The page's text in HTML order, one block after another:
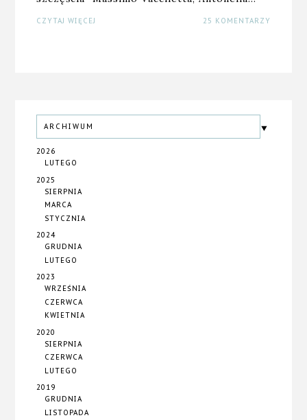
CZYTAJ WIĘCEJ 25 KOMENTARZY
ARCHIWUM
2026
LUTEGO
2025
SIERPNIA
MARCA
STYCZNIA
2024
GRUDNIA
LUTEGO
2023
WRZEŚNIA
CZERWCA
KWIETNIA
2020
SIERPNIA
CZERWCA
LUTEGO
2019
GRUDNIA
LISTOPADA